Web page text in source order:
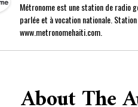
Métronome est une station de radio
parlée et à vocation nationale.
www.metronomehaiti.com.